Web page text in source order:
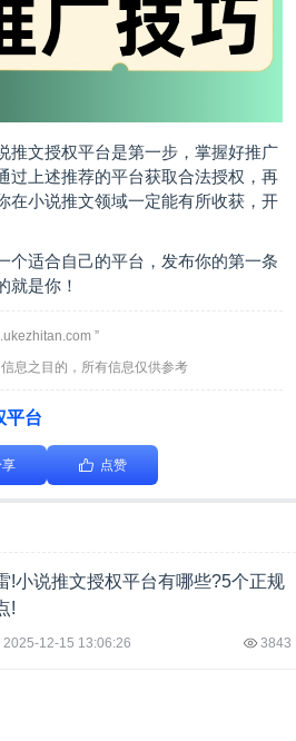
推文授权平台是第一步，掌握好推广
过上述推荐的平台获取合法授权，再
在小说推文领域一定能有所收获，开
个适合自己的平台，发布你的第一条
就是你！
”
息之目的，所有信息仅供参考
平台
点赞
!小说推文授权平台有哪些?5个正规
!
2025-12-15 13:06:26 3843